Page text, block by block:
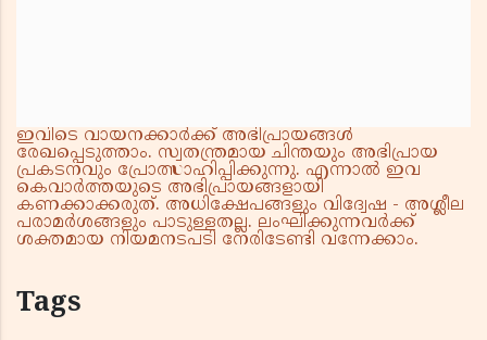
ഇവിടെ വായനക്കാർക്ക് അഭിപ്രായങ്ങൾ
രേഖപ്പെടുത്താം. സ്വതന്ത്രമായ ചിന്തയും അഭിപ്രായ
പ്രകടനവും പ്രോത്സാഹിപ്പിക്കുന്നു. എന്നാൽ ഇവ
കെവാർത്തയുടെ അഭിപ്രായങ്ങളായി
കണക്കാക്കരുത്. അധിക്ഷേപങ്ങളും വിദ്വേഷ - അശ്ലീല
പരാമർശങ്ങളും പാടുള്ളതല്ല. ലംഘിക്കുന്നവർക്ക്
ശക്തമായ നിയമനടപടി നേരിടേണ്ടി വന്നേക്കാം.
Tags